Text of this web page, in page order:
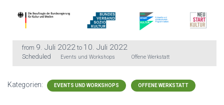
from 9. Juli 2022 to 10. Juli 2022
Scheduled Events und Workshops Offene Werkstatt
Kategorien: EVENTS UND WORKSHOPS OFFENE WERKSTATT